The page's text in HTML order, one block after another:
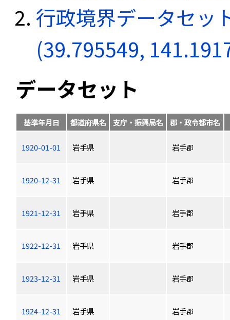
行政境界データセッ
(39.795549,
データセット
基準年月日 都道府県名 支庁・振興局名 郡・政令都市名
1920-01-01 岩手県 岩手郡
1920-12-31 岩手県 岩手郡
1921-12-31 岩手県 岩手郡
1922-12-31 岩手県 岩手郡
1923-12-31 岩手県 岩手郡
1924-12-31 岩手県 岩手郡